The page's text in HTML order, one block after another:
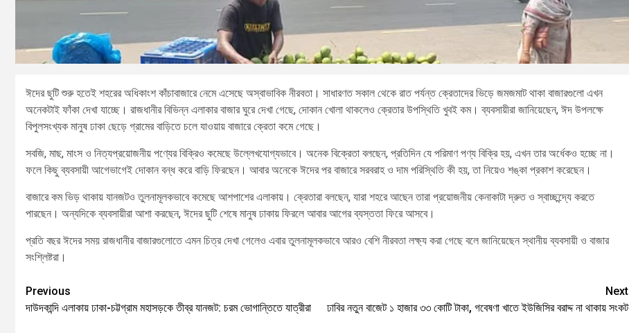
ঈদের ছুটি শুরু হতেই শহরের অধিকাংশ কাঁচাবাজারে নেমে এসেছে অস্বাভাবিক নীরবতা। সাধারণত সকাল থেকে রাত পর্যন্ত ক্রেতাদের ভিড়ে জমজমাট থাকা বাজারগুলো এখন
অনেকটাই ফাঁকা দেখা যাচ্ছে। রাজধানীর বিভিন্ন এলাকার বাজার ঘুরে দেখা গেছে, দোকান খোলা থাকলেও ক্রেতার উপস্থিতি খুবই কম। ব্যবসায়ীরা জানিয়েছেন, ঈদ উপলক্ষে
বিপুলসংখ্যক মানুষ ঢাকা ছেড়ে গ্রামের বাড়িতে চলে যাওয়ায় বাজারে ক্রেতা কমে গেছে।
সবজি, মাছ, মাংস ও নিত্যপ্রয়োজনীয় পণ্যের বিক্রিও কমেছে উল্লেখযোগ্যভাবে। অনেক বিক্রেতা বলছেন, প্রতিদিন যে পরিমাণ পণ্য বিক্রি হয়, এখন তার অর্ধেকও হচ্ছে না।
ফলে কিছু ব্যবসায়ী আগেভাগেই দোকান বন্ধ করে বাড়ি ফিরছেন। আবার অনেকে ঈদের পর বাজারে সরবরাহ ও দাম পরিস্থিতি কী হয়, তা নিয়েও শঙ্কা প্রকাশ করেছেন।
বাজারে কম ভিড় থাকায় যানজটও তুলনামূলকভাবে কমেছে আশপাশের এলাকায়। ক্রেতারা বলছেন, যারা শহরে আছেন তারা প্রয়োজনীয় কেনাকাটা দ্রুত ও স্বাচ্ছন্দ্যে করতে
পারছেন। অন্যদিকে ব্যবসায়ীরা আশা করছেন, ঈদের ছুটি শেষে মানুষ ঢাকায় ফিরলে আবার আগের ব্যস্ততা ফিরে আসবে।
প্রতি বছর ঈদের সময় রাজধানীর বাজারগুলোতে এমন চিত্র দেখা গেলেও এবার তুলনামূলকভাবে আরও বেশি নীরবতা লক্ষ্য করা গেছে বলে জানিয়েছেন স্থানীয় ব্যবসায়ী ও বাজার
সংশ্লিষ্টরা।
Previous
দাউদকান্দি এলাকায় ঢাকা-চট্টগ্রাম মহাসড়কে তীব্র যানজট: চরম ভোগান্তিতে যাত্রীরা
Next
ঢাবির নতুন বাজেট ১ হাজার ৩৩ কোটি টাকা, গবেষণা খাতে ইউজিসির বরাদ্দ না থাকায় সংকট